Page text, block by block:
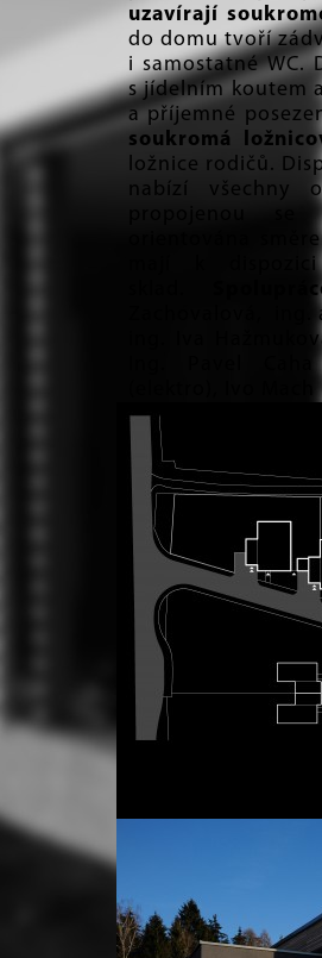
uzavírají
do domu tvoří
i samostatné WC.
s jídelním koutem
a příjemné
soukromá
ložnice rodičů.
nabízí všechny
propojenou se
orientována
mají k
Zachovalová, ing.
ing. Iva
Ing. Pavel
(elektro), Ivo